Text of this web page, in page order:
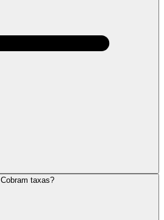
Cobram taxas?